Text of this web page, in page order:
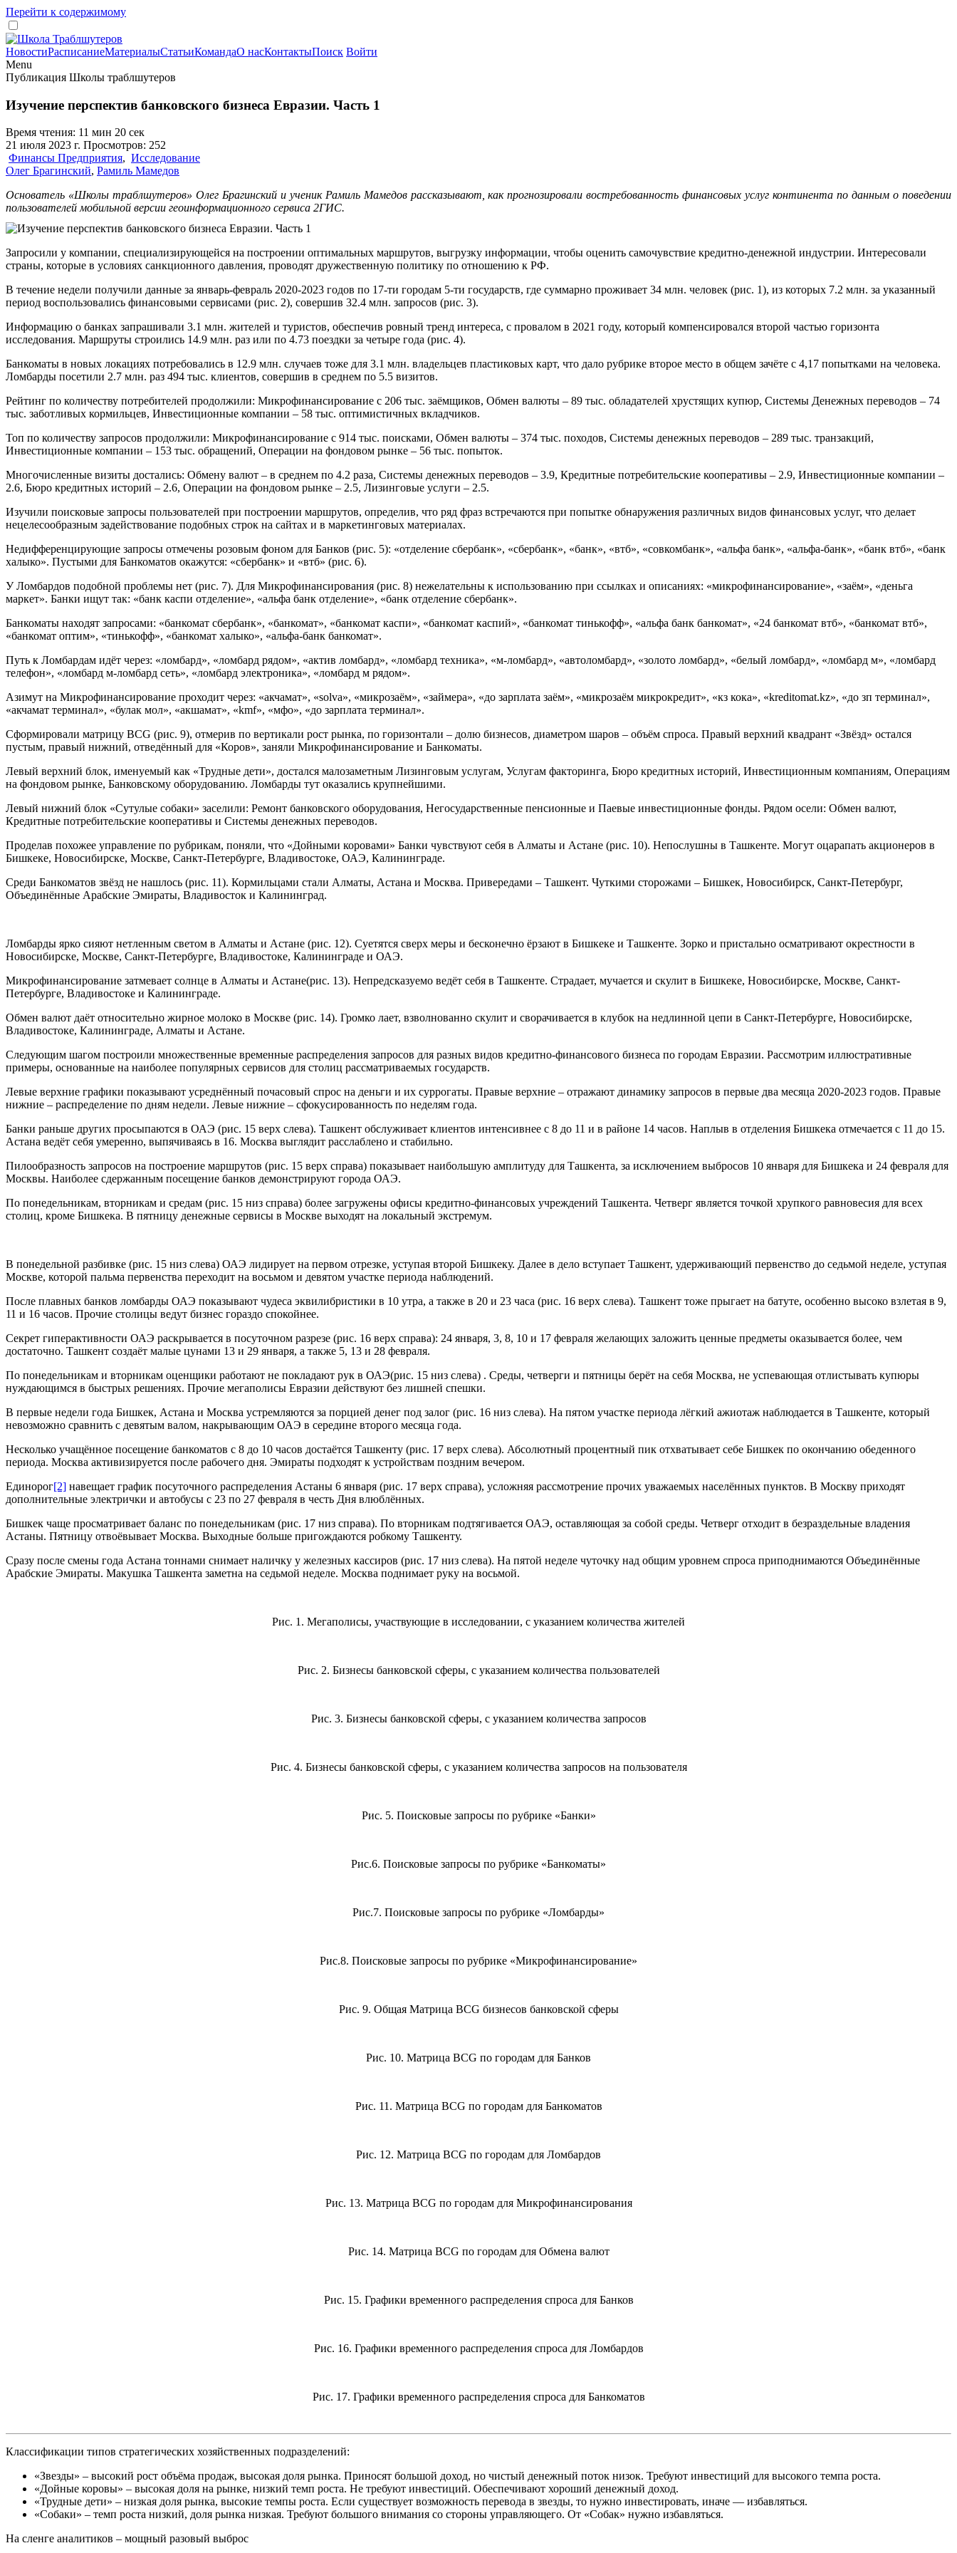
Перейти к содержимому
НовостиРасписаниеМатериалыСтатьиКомандаО насКонтактыПоиск Войти
Menu
Публикация Школы траблшутеров
Изучение перспектив банковского бизнеса Евразии. Часть 1
Время чтения: 11 мин 20 сек
21 июля 2023 г. Просмотров: 252
Финансы Предприятия, Исследование
Олег Брагинский, Рамиль Мамедов
Основатель «Школы траблшутеров» Олег Брагинский и ученик Рамиль Мамедов рассказывают, как прогнозировали востребованность финансовых услуг континента по данным о поведении
пользователей мобильной версии геоинформационного сервиса 2ГИС.
Запросили у компании, специализирующейся на построении оптимальных маршрутов, выгрузку информации, чтобы оценить самочувствие кредитно-денежной индустрии. Интересовали
страны, которые в условиях санкционного давления, проводят дружественную политику по отношению к РФ.
В течение недели получили данные за январь-февраль 2020-2023 годов по 17-ти городам 5-ти государств, где суммарно проживает 34 млн. человек (рис. 1), из которых 7.2 млн. за указанный
период воспользовались финансовыми сервисами (рис. 2), совершив 32.4 млн. запросов (рис. 3).
Информацию о банках запрашивали 3.1 млн. жителей и туристов, обеспечив ровный тренд интереса, с провалом в 2021 году, который компенсировался второй частью горизонта
исследования. Маршруты строились 14.9 млн. раз или по 4.73 поездки за четыре года (рис. 4).
Банкоматы в новых локациях потребовались в 12.9 млн. случаев тоже для 3.1 млн. владельцев пластиковых карт, что дало рубрике второе место в общем зачёте с 4,17 попытками на человека.
Ломбарды посетили 2.7 млн. раз 494 тыс. клиентов, совершив в среднем по 5.5 визитов.
Рейтинг по количеству потребителей продолжили: Микрофинансирование с 206 тыс. заёмщиков, Обмен валюты – 89 тыс. обладателей хрустящих купюр, Системы Денежных переводов – 74
тыс. заботливых кормильцев, Инвестиционные компании – 58 тыс. оптимистичных вкладчиков.
Топ по количеству запросов продолжили: Микрофинансирование с 914 тыс. поисками, Обмен валюты – 374 тыс. походов, Системы денежных переводов – 289 тыс. транзакций,
Инвестиционные компании – 153 тыс. обращений, Операции на фондовом рынке – 56 тыс. попыток.
Многочисленные визиты достались: Обмену валют – в среднем по 4.2 раза, Системы денежных переводов – 3.9, Кредитные потребительские кооперативы – 2.9, Инвестиционные компании –
2.6, Бюро кредитных историй – 2.6, Операции на фондовом рынке – 2.5, Лизинговые услуги – 2.5.
Изучили поисковые запросы пользователей при построении маршрутов, определив, что ряд фраз встречаются при попытке обнаружения различных видов финансовых услуг, что делает
нецелесообразным задействование подобных строк на сайтах и в маркетинговых материалах.
Недифференцирующие запросы отмечены розовым фоном для Банков (рис. 5): «отделение сбербанк», «сбербанк», «банк», «втб», «совкомбанк», «альфа банк», «альфа-банк», «банк втб», «банк
халыко». Пустыми для Банкоматов окажутся: «сбербанк» и «втб» (рис. 6).
У Ломбардов подобной проблемы нет (рис. 7). Для Микрофинансирования (рис. 8) нежелательны к использованию при ссылках и описаниях: «микрофинансирование», «заём», «деньга
маркет». Банки ищут так: «банк каспи отделение», «альфа банк отделение», «банк отделение сбербанк».
Банкоматы находят запросами: «банкомат сбербанк», «банкомат», «банкомат каспи», «банкомат каспий», «банкомат тинькофф», «альфа банк банкомат», «24 банкомат втб», «банкомат втб»,
«банкомат оптим», «тинькофф», «банкомат халыко», «альфа-банк банкомат».
Путь к Ломбардам идёт через: «ломбард», «ломбард рядом», «актив ломбард», «ломбард техника», «м-ломбард», «автоломбард», «золото ломбард», «белый ломбард», «ломбард м», «ломбард
телефон», «ломбард м-ломбард сеть», «ломбард электроника», «ломбард м рядом».
Азимут на Микрофинансирование проходит через: «акчамат», «solva», «микрозаём», «займера», «до зарплата заём», «микрозаём микрокредит», «кз кока», «kreditomat.kz», «до зп терминал»,
«акчамат терминал», «булак мол», «акшамат», «kmf», «мфо», «до зарплата терминал».
Сформировали матрицу BCG (рис. 9), отмерив по вертикали рост рынка, по горизонтали – долю бизнесов, диаметром шаров – объём спроса. Правый верхний квадрант «Звёзд» остался
пустым, правый нижний, отведённый для «Коров», заняли Микрофинансирование и Банкоматы.
Левый верхний блок, именуемый как «Трудные дети», достался малозаметным Лизинговым услугам, Услугам факторинга, Бюро кредитных историй, Инвестиционным компаниям, Операциям
на фондовом рынке, Банковскому оборудованию. Ломбарды тут оказались крупнейшими.
Левый нижний блок «Сутулые собаки» заселили: Ремонт банковского оборудования, Негосударственные пенсионные и Паевые инвестиционные фонды. Рядом осели: Обмен валют,
Кредитные потребительские кооперативы и Системы денежных переводов.
Проделав похожее управление по рубрикам, поняли, что «Дойными коровами» Банки чувствуют себя в Алматы и Астане (рис. 10). Непослушны в Ташкенте. Могут оцарапать акционеров в
Бишкеке, Новосибирске, Москве, Санкт-Петербурге, Владивостоке, ОАЭ, Калининграде.
Среди Банкоматов звёзд не нашлось (рис. 11). Кормильцами стали Алматы, Астана и Москва. Привередами – Ташкент. Чуткими сторожами – Бишкек, Новосибирск, Санкт-Петербург,
Объединённые Арабские Эмираты, Владивосток и Калининград.
Ломбарды ярко сияют нетленным светом в Алматы и Астане (рис. 12). Суетятся сверх меры и бесконечно ёрзают в Бишкеке и Ташкенте. Зорко и пристально осматривают окрестности в
Новосибирске, Москве, Санкт-Петербурге, Владивостоке, Калининграде и ОАЭ.
Микрофинансирование затмевает солнце в Алматы и Астане(рис. 13). Непредсказуемо ведёт себя в Ташкенте. Страдает, мучается и скулит в Бишкеке, Новосибирске, Москве, Санкт-
Петербурге, Владивостоке и Калининграде.
Обмен валют даёт относительно жирное молоко в Москве (рис. 14). Громко лает, взволнованно скулит и сворачивается в клубок на недлинной цепи в Санкт-Петербурге, Новосибирске,
Владивостоке, Калининграде, Алматы и Астане.
Следующим шагом построили множественные временные распределения запросов для разных видов кредитно-финансового бизнеса по городам Евразии. Рассмотрим иллюстративные
примеры, основанные на наиболее популярных сервисов для столиц рассматриваемых государств.
Левые верхние графики показывают усреднённый почасовый спрос на деньги и их суррогаты. Правые верхние – отражают динамику запросов в первые два месяца 2020-2023 годов. Правые
нижние – распределение по дням недели. Левые нижние – сфокусированность по неделям года.
Банки раньше других просыпаются в ОАЭ (рис. 15 верх слева). Ташкент обслуживает клиентов интенсивнее с 8 до 11 и в районе 14 часов. Наплыв в отделения Бишкека отмечается с 11 до 15.
Астана ведёт себя умеренно, выпячиваясь в 16. Москва выглядит расслаблено и стабильно.
Пилообразность запросов на построение маршрутов (рис. 15 верх справа) показывает наибольшую амплитуду для Ташкента, за исключением выбросов 10 января для Бишкека и 24 февраля для
Москвы. Наиболее сдержанным посещение банков демонстрируют города ОАЭ.
По понедельникам, вторникам и средам (рис. 15 низ справа) более загружены офисы кредитно-финансовых учреждений Ташкента. Четверг является точкой хрупкого равновесия для всех
столиц, кроме Бишкека. В пятницу денежные сервисы в Москве выходят на локальный экстремум.
В понедельной разбивке (рис. 15 низ слева) ОАЭ лидирует на первом отрезке, уступая второй Бишкеку. Далее в дело вступает Ташкент, удерживающий первенство до седьмой неделе, уступая
Москве, которой пальма первенства переходит на восьмом и девятом участке периода наблюдений.
После плавных банков ломбарды ОАЭ показывают чудеса эквилибристики в 10 утра, а также в 20 и 23 часа (рис. 16 верх слева). Ташкент тоже прыгает на батуте, особенно высоко взлетая в 9,
11 и 16 часов. Прочие столицы ведут бизнес гораздо спокойнее.
Секрет гиперактивности ОАЭ раскрывается в посуточном разрезе (рис. 16 верх справа): 24 января, 3, 8, 10 и 17 февраля желающих заложить ценные предметы оказывается более, чем
достаточно. Ташкент создаёт малые цунами 13 и 29 января, а также 5, 13 и 28 февраля.
По понедельникам и вторникам оценщики работают не покладают рук в ОАЭ(рис. 15 низ слева) . Среды, четверги и пятницы берёт на себя Москва, не успевающая отлистывать купюры
нуждающимся в быстрых решениях. Прочие мегаполисы Евразии действуют без лишней спешки.
В первые недели года Бишкек, Астана и Москва устремляются за порцией денег под залог (рис. 16 низ слева). На пятом участке периода лёгкий ажиотаж наблюдается в Ташкенте, который
невозможно сравнить с девятым валом, накрывающим ОАЭ в середине второго месяца года.
Несколько учащённое посещение банкоматов с 8 до 10 часов достаётся Ташкенту (рис. 17 верх слева). Абсолютный процентный пик отхватывает себе Бишкек по окончанию обеденного
периода. Москва активизируется после рабочего дня. Эмираты подходят к устройствам поздним вечером.
Единорог[2] навещает график посуточного распределения Астаны 6 января (рис. 17 верх справа), усложняя рассмотрение прочих уважаемых населённых пунктов. В Москву приходят
дополнительные электрички и автобусы с 23 по 27 февраля в честь Дня влюблённых.
Бишкек чаще просматривает баланс по понедельникам (рис. 17 низ справа). По вторникам подтягивается ОАЭ, оставляющая за собой среды. Четверг отходит в безраздельные владения
Астаны. Пятницу отвоёвывает Москва. Выходные больше пригождаются робкому Ташкенту.
Сразу после смены года Астана тоннами снимает наличку у железных кассиров (рис. 17 низ слева). На пятой неделе чуточку над общим уровнем спроса приподнимаются Объединённые
Арабские Эмираты. Макушка Ташкента заметна на седьмой неделе. Москва поднимает руку на восьмой.
Рис. 1. Мегаполисы, участвующие в исследовании, с указанием количества жителей
Рис. 2. Бизнесы банковской сферы, с указанием количества пользователей
Рис. 3. Бизнесы банковской сферы, с указанием количества запросов
Рис. 4. Бизнесы банковской сферы, с указанием количества запросов на пользователя
Рис. 5. Поисковые запросы по рубрике «Банки»
Рис.6. Поисковые запросы по рубрике «Банкоматы»
Рис.7. Поисковые запросы по рубрике «Ломбарды»
Рис.8. Поисковые запросы по рубрике «Микрофинансирование»
Рис. 9. Общая Матрица BCG бизнесов банковской сферы
Рис. 10. Матрица BCG по городам для Банков
Рис. 11. Матрица BCG по городам для Банкоматов
Рис. 12. Матрица BCG по городам для Ломбардов
Рис. 13. Матрица BCG по городам для Микрофинансирования
Рис. 14. Матрица BCG по городам для Обмена валют
Рис. 15. Графики временного распределения спроса для Банков
Рис. 16. Графики временного распределения спроса для Ломбардов
Рис. 17. Графики временного распределения спроса для Банкоматов
Классификации типов стратегических хозяйственных подразделений:
«Звезды» – высокий рост объёма продаж, высокая доля рынка. Приносят большой доход, но чистый денежный поток низок. Требуют инвестиций для высокого темпа роста.
«Дойные коровы» – высокая доля на рынке, низкий темп роста. Не требуют инвестиций. Обеспечивают хороший денежный доход.
«Трудные дети» – низкая доля рынка, высокие темпы роста. Если существует возможность перевода в звезды, то нужно инвестировать, иначе — избавляться.
«Собаки» – темп роста низкий, доля рынка низкая. Требуют большого внимания со стороны управляющего. От «Собак» нужно избавляться.
На сленге аналитиков – мощный разовый выброс